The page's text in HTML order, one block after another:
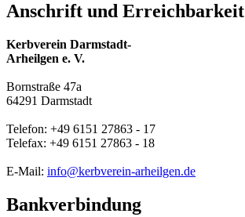
Anschrift und Erreichbarkeit
Kerbverein Darmstadt-
Arheilgen e. V.
Bornstraße 47a
64291 Darmstadt
Telefon: +49 6151 27863 - 17
Telefax: +49 6151 27863 - 18
E-Mail: info@kerbverein-arheilgen.de
Bankverbindung